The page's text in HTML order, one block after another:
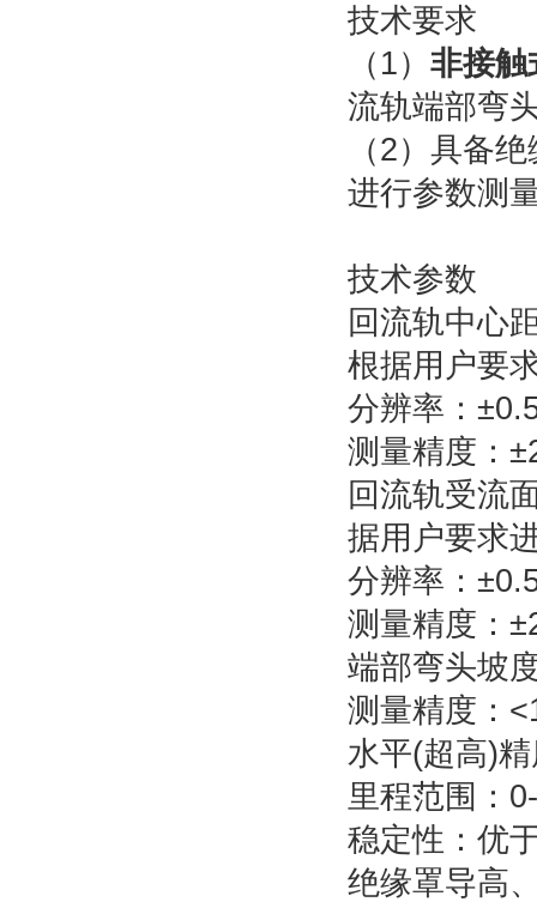
技术要求
（1） 非接触
流轨端部弯
（2）具备
进行参数测
技术参数
回流轨中心
根据用户要
分辨率：
测量精度：
回流轨受流
据用户要求
分辨率：
测量精度：
端部弯头坡
测量精度：
水平(超高)
里程范围：
稳定性：优
绝缘罩导高